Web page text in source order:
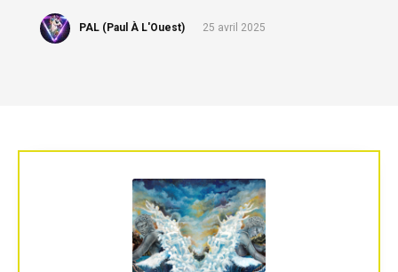
PAL (Paul À L'Ouest) 25 avril 2025